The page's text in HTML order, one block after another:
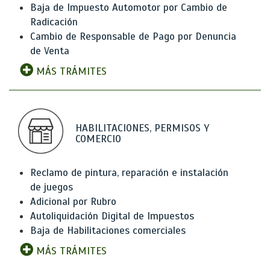
Baja de Impuesto Automotor por Cambio de
Radicación
Cambio de Responsable de Pago por Denuncia
de Venta
MÁS TRÁMITES
HABILITACIONES, PERMISOS Y
COMERCIO
Reclamo de pintura, reparación e instalación
de juegos
Adicional por Rubro
Autoliquidación Digital de Impuestos
Baja de Habilitaciones comerciales
MÁS TRÁMITES